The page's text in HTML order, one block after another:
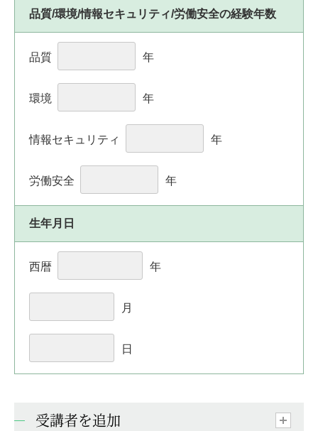
品質/環境/情報セキュリティ/労働安全の経験年数
品質 年
環境 年
情報セキュリティ 年
労働安全 年
生年月日
西暦 年
月
日
受講者を追加